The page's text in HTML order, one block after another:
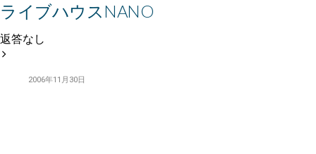
ライブハウスNANO
返答なし
2006年11月30日